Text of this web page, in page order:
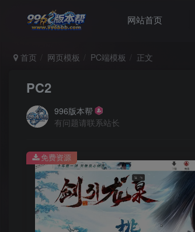
网站首页
首页 网页模板 PC端模板 正文
PC2
996版本帮
有问题请联系站长
免费资源